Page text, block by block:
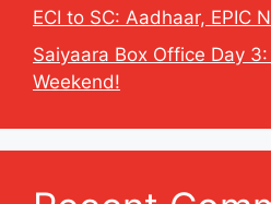
ECI to SC: Aadhaar, EPIC
Saiyaara Box Office Day
Weekend!